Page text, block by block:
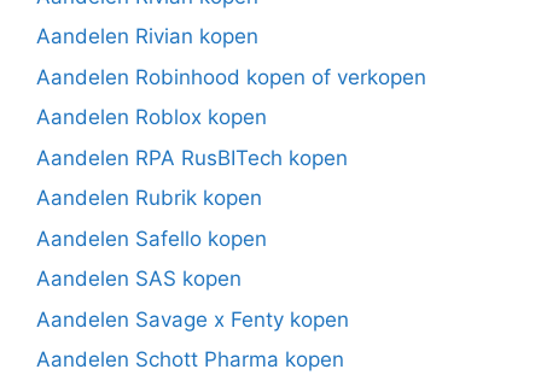
Aandelen Rivian kopen
Aandelen Robinhood kopen of verkopen
Aandelen Roblox kopen
Aandelen RPA RusBITech kopen
Aandelen Rubrik kopen
Aandelen Safello kopen
Aandelen SAS kopen
Aandelen Savage x Fenty kopen
Aandelen Schott Pharma kopen